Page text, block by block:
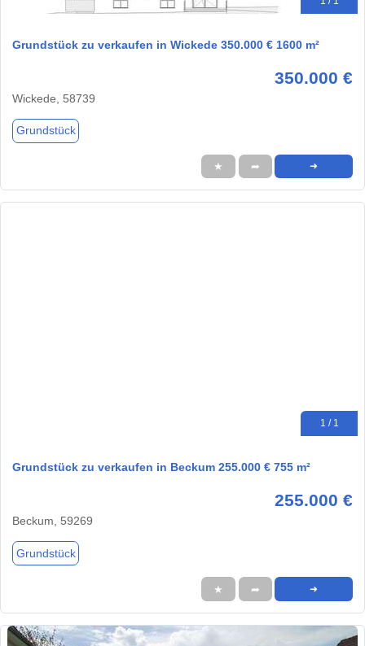
Grundstück zu verkaufen in Wickede 350.000 € 1600 m²
350.000 €
Wickede, 58739
Grundstück
★ ➦ ➜
1 / 1
Grundstück zu verkaufen in Beckum 255.000 € 755 m²
255.000 €
Beckum, 59269
Grundstück
★ ➦ ➜